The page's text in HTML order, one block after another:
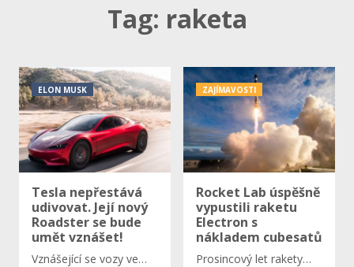
Tag: raketa
ELON MUSK
Tesla nepřestává
udivovat. Její nový
Roadster se bude
umět vznášet!
Vznášející se vozy ve…
ZAJÍMAVOSTI
Rocket Lab úspěšně
vypustili raketu
Electron s
nákladem cubesatů
Prosincový let rakety…